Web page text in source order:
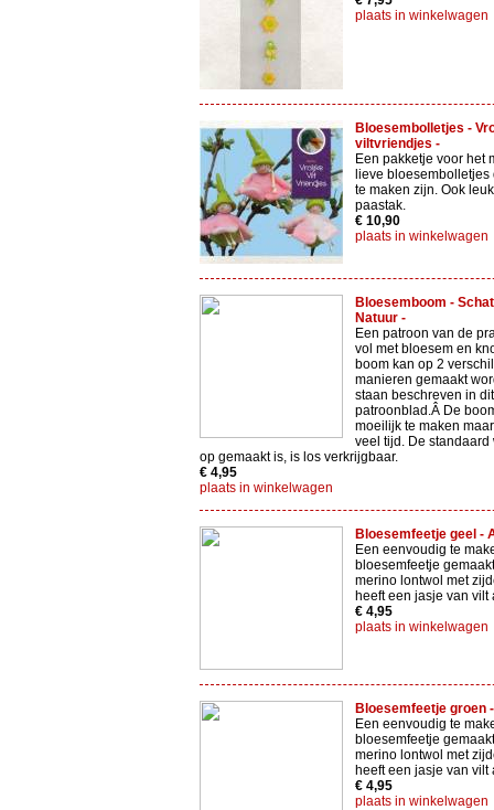
plaats in winkelwagen
Bloesembolletjes -
viltvriendjes -
Een pakketje voor het
lieve
te maken zijn. Ook
paastak.
€ 10,90
plaats in winkelwagen
Bloesemboom -
Natuur -
Een patroon van de
vol met bloesem en
boom kan op 2
manieren gemaakt
staan beschreven in dit
patroonblad.Â De
moeilijk te maken
veel tijd. De standaard
op gemaakt is, is los verkrijgbaar.
€ 4,95
plaats in winkelwagen
Bloesemfeetje geel -
Een eenvoudig te
bloesemfeetje
merino lontwol met
heeft een jasje van vilt
€ 4,95
plaats in winkelwagen
Bloesemfeetje groen
Een eenvoudig te
bloesemfeetje
merino lontwol met
heeft een jasje van vilt
€ 4,95
plaats in winkelwagen